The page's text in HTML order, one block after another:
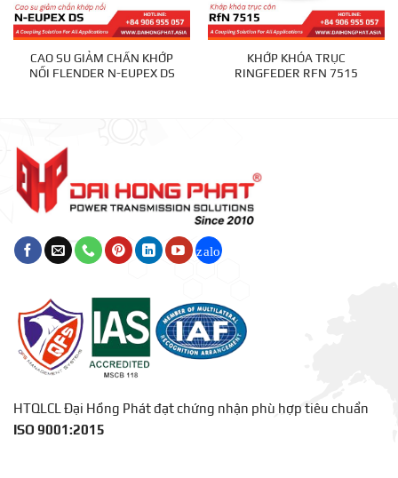
CAO SU GIẢM CHẤN KHỚP
NỐI FLENDER N-EUPEX DS
KHỚP KHÓA TRỤC
RINGFEDER RFN 7515
HTQLCL Đại Hồng Phát đạt chứng nhận phù hợp tiêu chuẩn
ISO 9001:2015